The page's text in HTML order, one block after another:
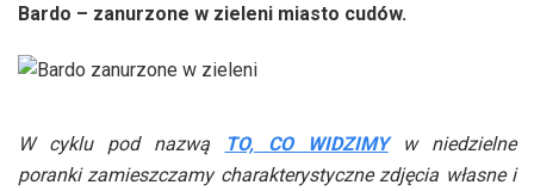
Bardo – zanurzone w zieleni miasto cudów.
W cyklu pod nazwą TO, CO WIDZIMYw niedzielne
poranki zamieszczamy charakterystyczne zdjęcia własne i